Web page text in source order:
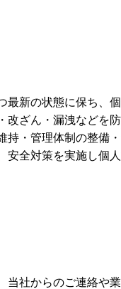
最新の状態に保ち、個
改ざん・漏洩などを防
持・管理体制の整備・
安全対策を実施し個人
当社からのご連絡や業